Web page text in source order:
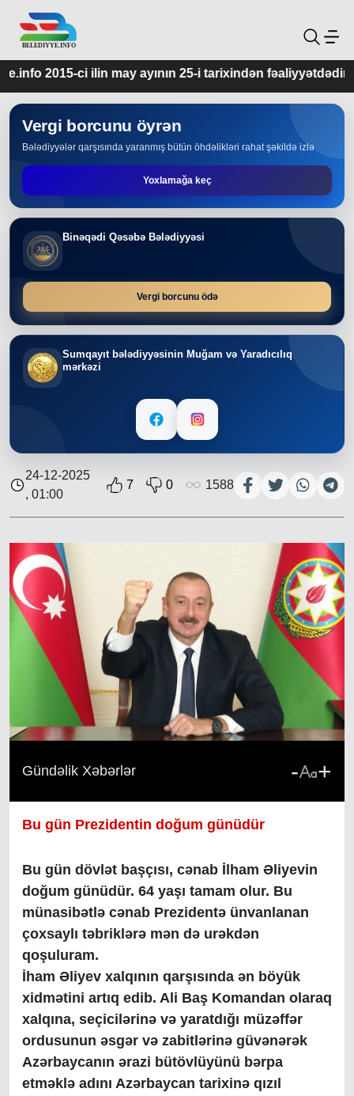
ayının 25-i tarixindən fəaliyyətdədir.
Vergi borcunu öyrən
Bələdiyyələr qarşısında yaranmış bütün öhdəlikləri rahat şəkildə izlə
Yoxlamağa keç
Binəqədi Qəsəbə Bələdiyyəsi
Vergi borcunu ödə
Sumqayıt bələdiyyəsinin Muğam və Yaradıcılıq
mərkəzi
24-12-2025
, 01:00
7 0 1588
Gündəlik Xəbərlər - +
Bu gün Prezidentin doğum günüdür
Bu gün dövlət başçısı, cənab İlham Əliyevin
doğum günüdür. 64 yaşı tamam olur. Bu
münasibətlə cənab Prezidentə ünvanlanan
çoxsaylı təbriklərə mən də urəkdən
qoşuluram.
İham Əliyev xalqının qarşısında ən böyük
xidmətini artıq edib. Ali Baş Komandan olaraq
xalqına, seçicilərinə və yaratdığı müzəffər
ordusunun əsgər və zabitlərinə güvənərək
Azərbaycanın ərazi bütövlüyünü bərpa
etməklə adını Azərbaycan tarixinə qızıl